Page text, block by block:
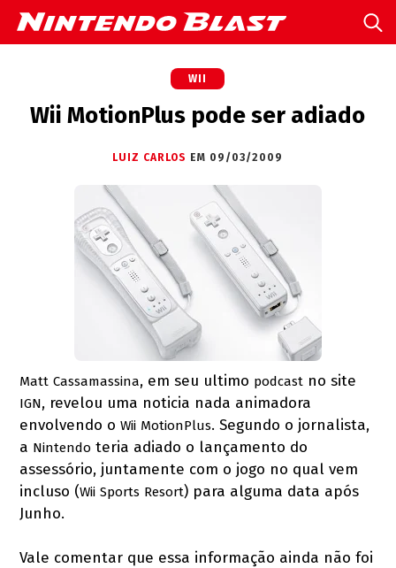
WII
Wii MotionPlus pode ser adiado
LUIZ CARLOS EM 09/03/2009
Matt Cassamassina, em seu ultimo podcast no site
IGN, revelou uma noticia nada animadora
envolvendo oWii MotionPlus. Segundo o jornalista,
a Nintendo teria adiado o lançamento do
assessório, juntamente com o jogo no qual vem
incluso (Wii Sports Resort) para alguma data após
Junho.
Vale comentar que essa informação ainda não foi